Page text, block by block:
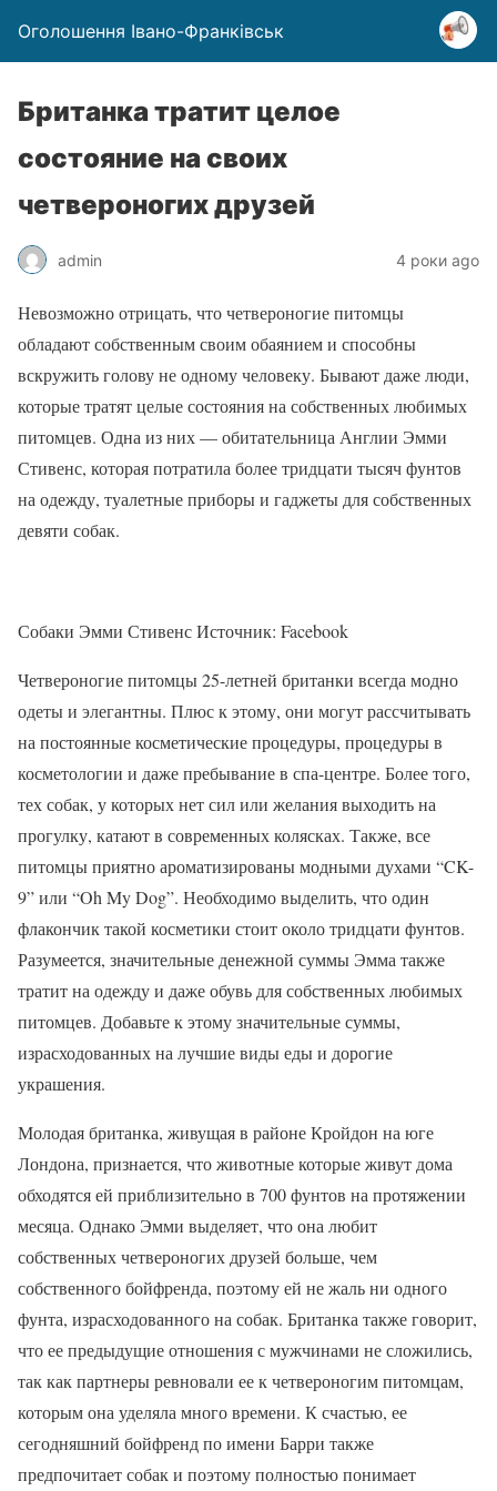
Оголошення Івано-Франківськ
Британка тратит целое
состояние на своих
четвероногих друзей
admin 4 роки ago
Невозможно отрицать, что четвероногие питомцы
обладают собственным своим обаянием и способны
вскружить голову не одному человеку. Бывают даже люди,
которые тратят целые состояния на собственных любимых
питомцев. Одна из них — обитательница Англии Эмми
Стивенс, которая потратила более тридцати тысяч фунтов
на одежду, туалетные приборы и гаджеты для собственных
девяти собак.
Собаки Эмми Стивенс Источник: Facebook
Четвероногие питомцы 25-летней британки всегда модно
одеты и элегантны. Плюс к этому, они могут рассчитывать
на постоянные косметические процедуры, процедуры в
косметологии и даже пребывание в спа-центре. Более того,
тех собак, у которых нет сил или желания выходить на
прогулку, катают в современных колясках. Также, все
питомцы приятно ароматизированы модными духами “CK-
9” или “Oh My Dog”. Необходимо выделить, что один
флакончик такой косметики стоит около тридцати фунтов.
Разумеется, значительные денежной суммы Эмма также
тратит на одежду и даже обувь для собственных любимых
питомцев. Добавьте к этому значительные суммы,
израсходованных на лучшие виды еды и дорогие
украшения.
Молодая британка, живущая в районе Кройдон на юге
Лондона, признается, что животные которые живут дома
обходятся ей приблизительно в 700 фунтов на протяжении
месяца. Однако Эмми выделяет, что она любит
собственных четвероногих друзей больше, чем
собственного бойфренда, поэтому ей не жаль ни одного
фунта, израсходованного на собак. Британка также говорит,
что ее предыдущие отношения с мужчинами не сложились,
так как партнеры ревновали ее к четвероногим питомцам,
которым она уделяла много времени. К счастью, ее
сегодняшний бойфренд по имени Барри также
предпочитает собак и поэтому полностью понимает